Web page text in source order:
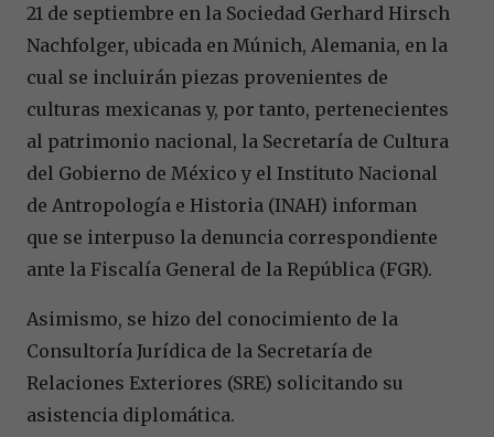
21 de septiembre en la Sociedad Gerhard Hirsch
Nachfolger, ubicada en Múnich, Alemania, en la
cual se incluirán piezas provenientes de
culturas mexicanas y, por tanto, pertenecientes
al patrimonio nacional, la Secretaría de Cultura
del Gobierno de México y el Instituto Nacional
de Antropología e Historia (INAH) informan
que se interpuso la denuncia correspondiente
ante la Fiscalía General de la República (FGR).
Asimismo, se hizo del conocimiento de la
Consultoría Jurídica de la Secretaría de
Relaciones Exteriores (SRE) solicitando su
asistencia diplomática.